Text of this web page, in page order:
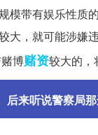
模带有娱乐性质
大，就可能涉嫌
博赌资较大的，
后来听说警察局